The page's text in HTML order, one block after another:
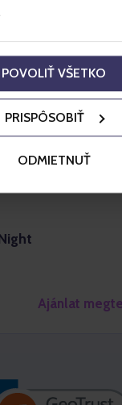
POVOLIŤ VŠETKO
PRISPÔSOBIŤ
ODMIETNUŤ
Ajánlat